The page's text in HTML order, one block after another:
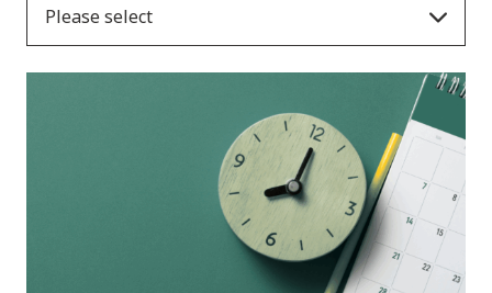
Please select
Ymatebion i
ymgynghoriadau